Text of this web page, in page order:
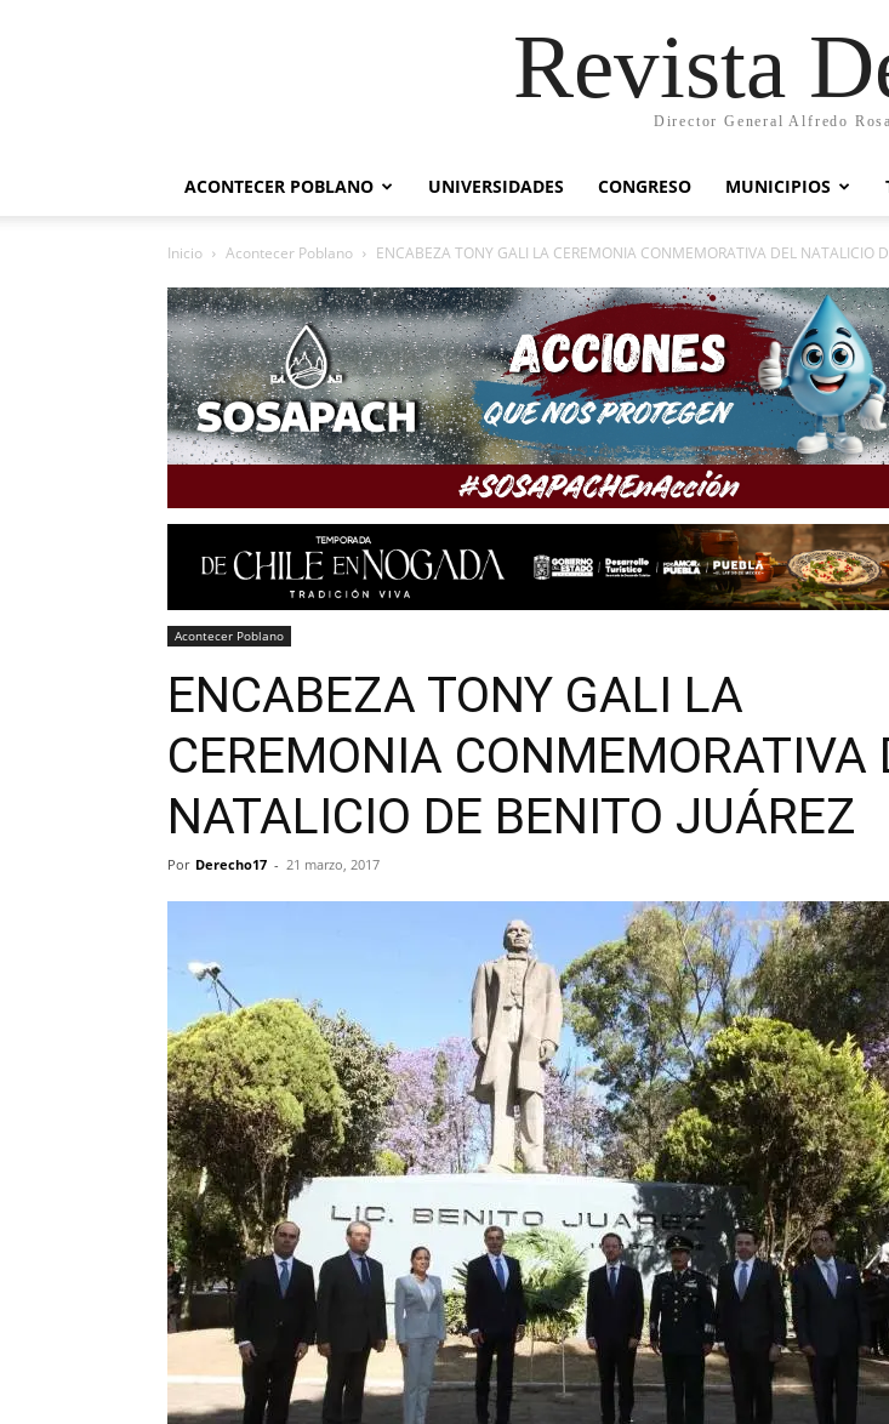
Revista
Director General Alfredo
ACONTECER POBLANO UNIVERSIDADES CONGRESO MUNICIPIOS
Inicio Acontecer Poblano ENCABEZA TONY GALI LA CEREMONIA CONMEMORATIVA DEL NATALICIO
Acontecer Poblano
ENCABEZA TONY GALI LA
CEREMONIA CONMEMORATIVA
NATALICIO DE BENITO JUÁREZ
Por Derecho17 - 21 marzo, 2017